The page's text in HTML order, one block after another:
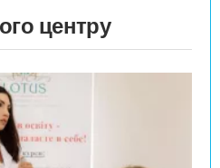
центру